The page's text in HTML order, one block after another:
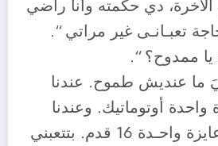
دي حكمته وأنا راضي
تعبـانـى غير مراتي “.
ممدوح؟ “.
ما عنديش طموح. عندنا
أوتوماتيك. وعندنا
ثلاجة مش كبيرة عايزة واحـدة 16 قدم. بتتعبني